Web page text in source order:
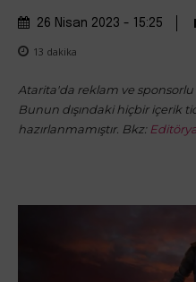
26 Nisan 2023 - 15:25
13 dakika
Atarita'da reklam ve sponsorlu
Bunun dışındaki hiçbir içerik
hazırlanmamıştır. Bkz: